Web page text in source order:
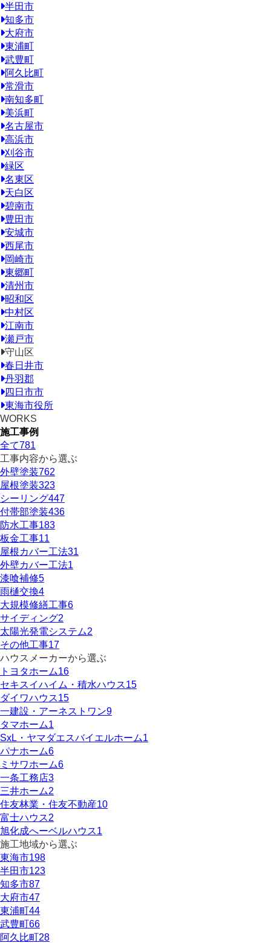
半田市
知多市
大府市
東浦町
武豊町
阿久比町
常滑市
南知多町
美浜町
名古屋市
高浜市
刈谷市
緑区
名東区
天白区
碧南市
豊田市
安城市
西尾市
岡崎市
東郷町
清州市
昭和区
中村区
江南市
瀬戸市
守山区
春日井市
丹羽郡
四日市市
東海市役所
WORKS
施工事例
全て781
工事内容から選ぶ
外壁塗装762
屋根塗装323
シーリング447
付帯部塗装436
防水工事183
板金工事11
屋根カバー工法31
外壁カバー工法1
漆喰補修5
雨樋交換4
大規模修繕工事6
サイディング2
太陽光発電システム2
その他工事17
ハウスメーカーから選ぶ
トヨタホーム16
セキスイハイム・積水ハウス15
ダイワハウス15
一建設・アーネストワン9
タマホーム1
SxL・ヤマダエスバイエルホーム1
パナホーム6
ミサワホーム6
一条工務店3
三井ホーム2
住友林業・住友不動産10
富士ハウス2
旭化成へーベルハウス1
施工地域から選ぶ
東海市198
半田市123
知多市87
大府市47
東浦町44
武豊町66
阿久比町28